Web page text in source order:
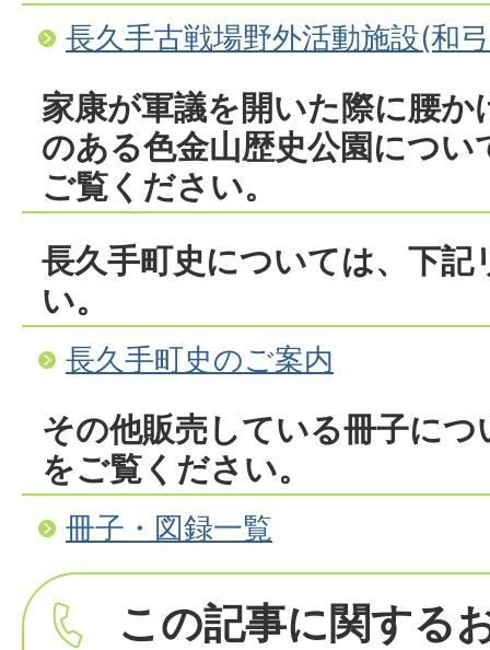
長久手古戦場野外活動施設(和
家康が軍議を開いた際に腰
のある色金山歴史公園につ
ご覧ください。
長久手町史については、下
い。
長久手町史のご案内
その他販売している冊子に
をご覧ください。
冊子・図録一覧
この記事に関する